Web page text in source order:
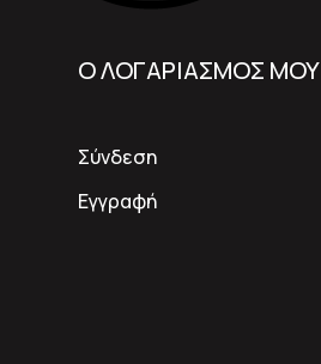
Ο ΛΟΓΑΡΙΑΣΜΟΣ ΜΟΥ
Σύνδεση
Εγγραφή